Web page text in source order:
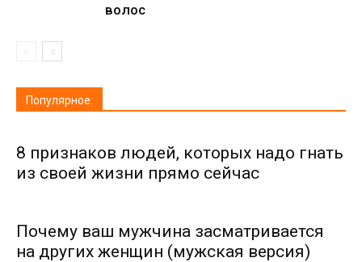
волос
Популярное:
8 признаков людей, которых надо гнать
из своей жизни прямо сейчас
Почему ваш мужчина засматривается
на других женщин (мужская версия)